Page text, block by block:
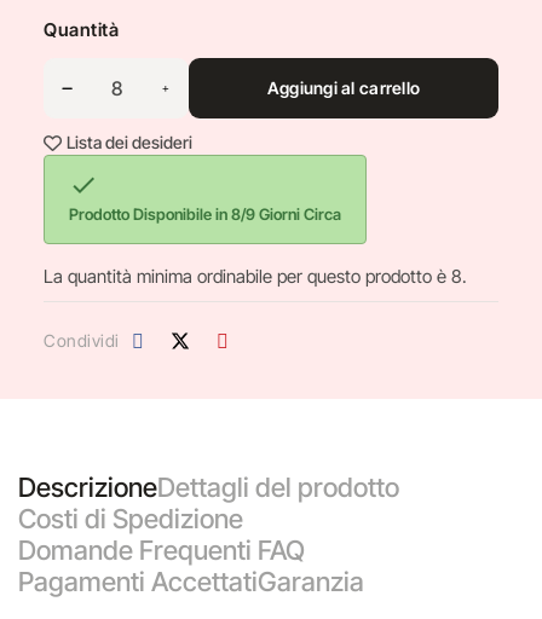
Quantità
Aggiungi al carrello
Lista dei desideri

Prodotto Disponibile in 8/9 Giorni Circa
La quantità minima ordinabile per questo prodotto è 8.
Condividi
DescrizioneDettagli del prodotto
Costi di Spedizione
Domande Frequenti FAQ
Pagamenti AccettatiGaranzia